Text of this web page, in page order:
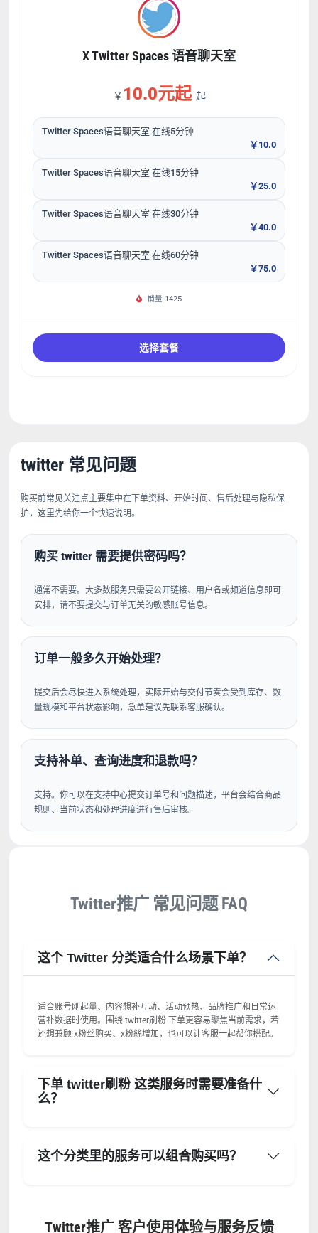
X Twitter Spaces 语音聊天室
￥ 10.0元起 起
Twitter Spaces语音聊天室 在线5分钟
￥10.0
Twitter Spaces语音聊天室 在线15分钟
￥25.0
Twitter Spaces语音聊天室 在线30分钟
￥40.0
Twitter Spaces语音聊天室 在线60分钟
￥75.0
销量 1425
选择套餐
twitter 常见问题
购买前常见关注点主要集中在下单资料、开始时间、售后处理与隐私保
护，这里先给你一个快速说明。
购买 twitter 需要提供密码吗？
通常不需要。大多数服务只需要公开链接、用户名或频道信息即可
安排，请不要提交与订单无关的敏感账号信息。
订单一般多久开始处理？
提交后会尽快进入系统处理，实际开始与交付节奏会受到库存、数
量规模和平台状态影响，急单建议先联系客服确认。
支持补单、查询进度和退款吗？
支持。你可以在支持中心提交订单号和问题描述，平台会结合商品
规则、当前状态和处理进度进行售后审核。
Twitter推广 常见问题 FAQ
这个 Twitter 分类适合什么场景下单？
适合账号刚起量、内容想补互动、活动预热、品牌推广和日常运
营补数据时使用。围绕 twitter刷粉 下单更容易聚焦当前需求，若
还想兼顾 x粉丝购买、x粉絲增加，也可以让客服一起帮你搭配。
下单 twitter刷粉 这类服务时需要准备什
么？
这个分类里的服务可以组合购买吗？
Twitter推广 客户使用体验与服务反馈